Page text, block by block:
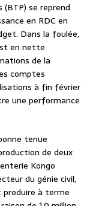
se reprend
en RDC en
Dans la foulée,
en nette
de la
comptes
à fin février
une performance
tenue
de deux
Kongo
du génie civil,
produire à terme